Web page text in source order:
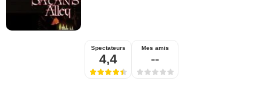
Spectateurs
4,4
Mes amis
--